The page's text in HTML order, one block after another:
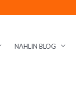
NAHLIN BLOG